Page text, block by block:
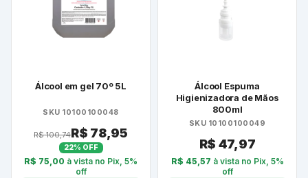
Álcool em gel 70º 5L
SKU 10100100048
R$100,74R$ 78,95
22% OFF
R$ 75,00 à vista no Pix, 5%
off
Álcool Espuma
Higienizadora de Mãos
800ml
SKU 10100100049
R$ 47,97
R$ 45,57 à vista no Pix, 5%
off